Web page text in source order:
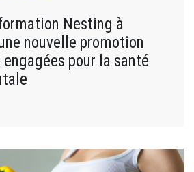
Nesting à
nouvelle promotion
pour la santé